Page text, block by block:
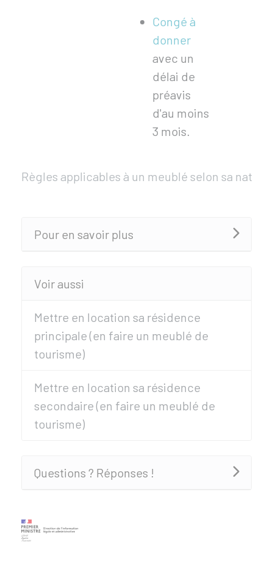
Règles applicables à un meublé selon sa nature
Congé à
donner
avec un
délai de
préavis
d'au moins
3 mois.
Pour en savoir plus
Voir aussi
Mettre en location sa résidence
principale (en faire un meublé de
tourisme)
Mettre en location sa résidence
secondaire (en faire un meublé de
tourisme)
Questions ? Réponses !